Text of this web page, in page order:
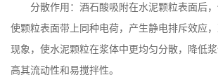
分散作用：酒石酸吸附在水泥颗粒表面后
使颗粒表面带上同种电荷，产生静电排斥效应
现象，使水泥颗粒在浆体中更均匀分散，降低
高其流动性和易搅拌性。